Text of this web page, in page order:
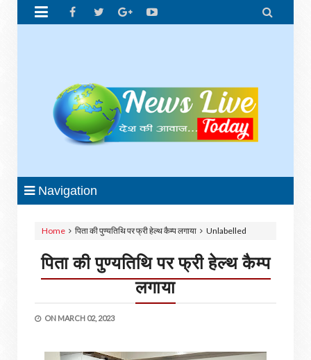
 
Navigation
Home Unlabelled
पिता की पुण्यतिथि पर फ्री हेल्थ कैम्प लगाया
पिता की पुण्यतिथि पर फ्री हेल्थ कैम्प
लगाया
ON MARCH 02, 2023